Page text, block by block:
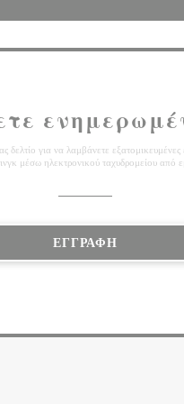
δελτίο για να λαμβάνετε
μέσω ηλεκτρονικού ταχυδρομείου από
ΕΓΓΡΑΦΉ
ΝΈΟ ΠΑΡΆΘΥΡΟ))